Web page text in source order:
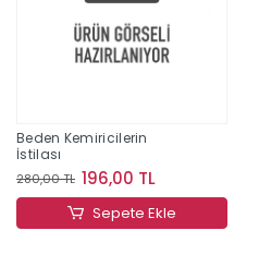
Beden Kemiricilerin
İstilası
280,00 TL 196,00 TL
Sepete Ekle